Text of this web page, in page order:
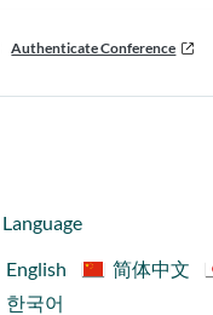
Authenticate Conference
Language
English
简体中文
한국어